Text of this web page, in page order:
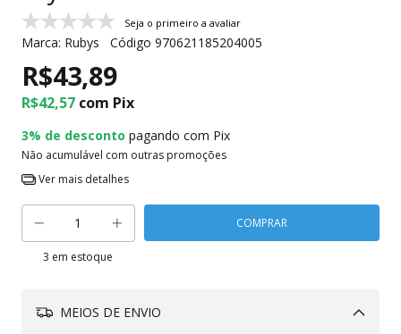
Seja o primeiro a avaliar
Marca: Rubys Código 970621185204005
R$43,89
R$42,57 com Pix
3% de desconto pagando com Pix
Não acumulável com outras promoções
Ver mais detalhes
3 em estoque
MEIOS DE ENVIO